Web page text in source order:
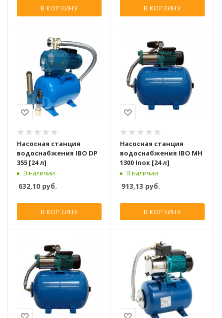
В КОРЗИНУ В КОРЗИНУ
Насосная станция
водоснабжения IBO DP
355 [24 л]
В наличии
632,10 руб.
В КОРЗИНУ
Насосная станция
водоснабжения IBO MH
1300 Inox [24 л]
В наличии
913,13 руб.
В КОРЗИНУ